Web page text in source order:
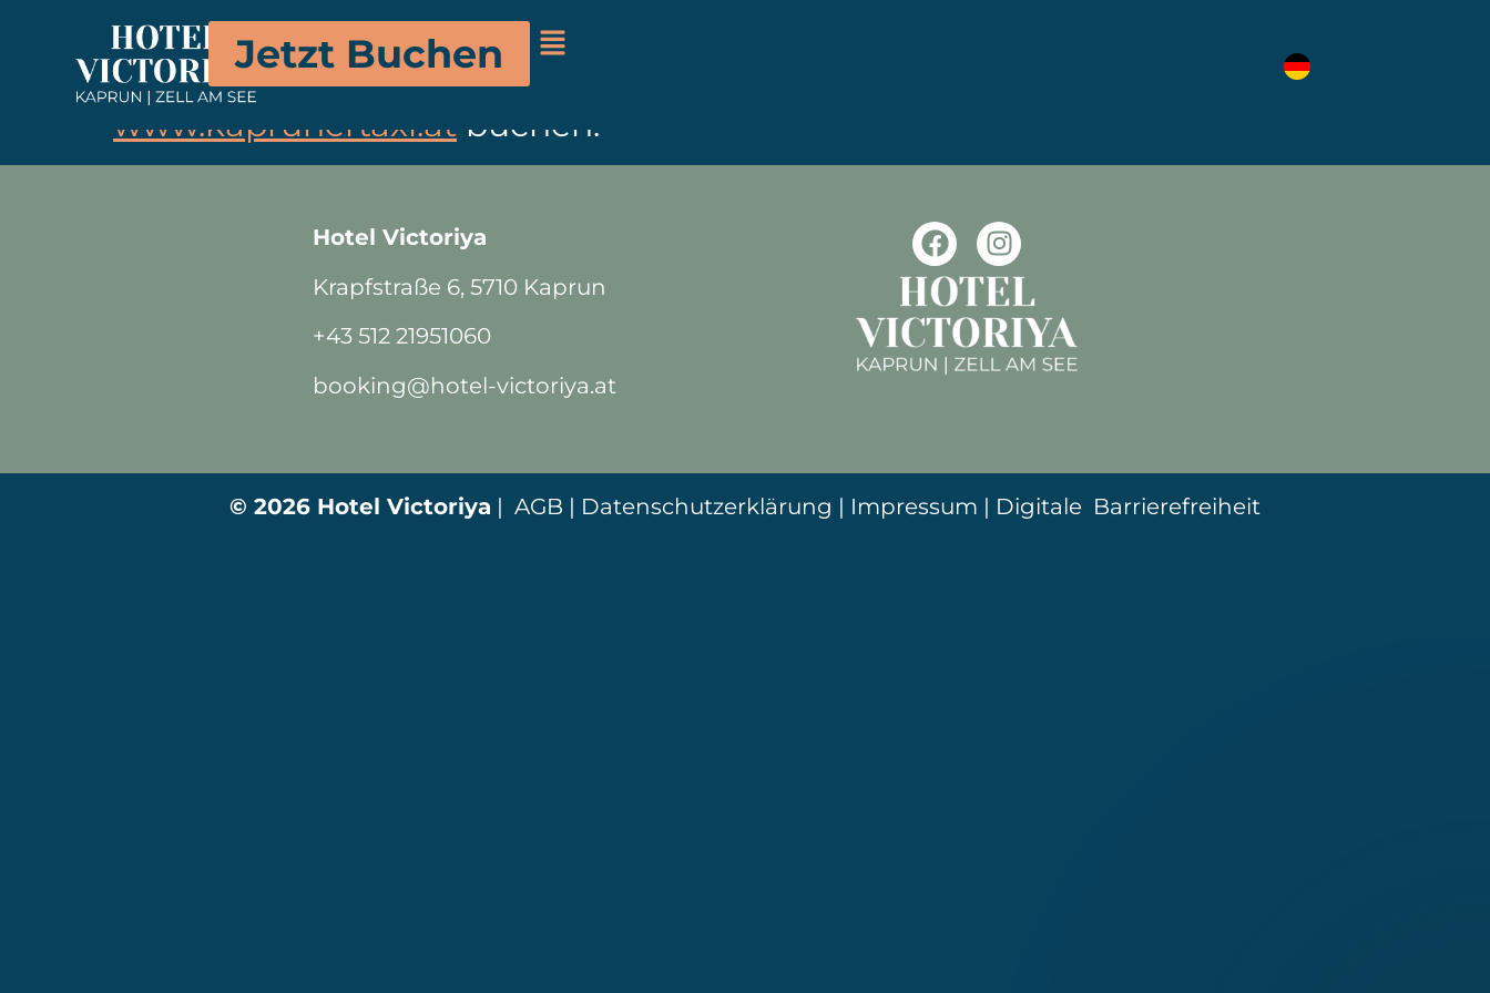
Jetzt Buchen
Für deine Fahrten steht dir Kapruner Taxi zuverlässig zur Verfügung. Du
kannst dein Taxi telefonisch unter +43 664 30 70 319 oder online unter
www.kaprunertaxi.at buchen.
Hotel Victoriya
Krapfstraße 6, 5710 Kaprun
+43 512 21951060
booking@hotel-victoriya.at
© 2026 Hotel Victoriya | AGB | Datenschutzerklärung | Impressum | Digitale Barrierefreiheit